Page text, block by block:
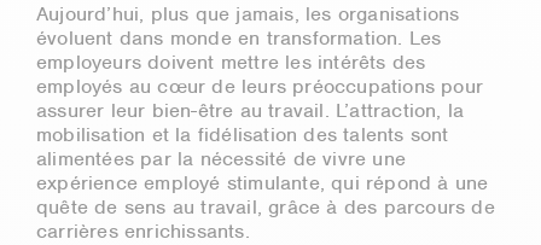
Aujourd’hui, plus que jamais, les organisations
évoluent dans monde en transformation. Les
employeurs doivent mettre les intérêts des
employés au cœur de leurs préoccupations pour
assurer leur bien-être au travail. L’attraction, la
mobilisation et la fidélisation des talents sont
alimentées par la nécessité de vivre une
expérience employé stimulante, qui répond à une
quête de sens au travail, grâce à des parcours de
carrières enrichissants.